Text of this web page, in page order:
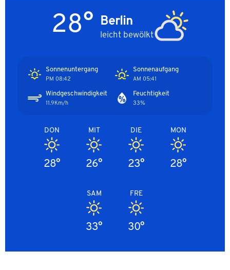
Berlin
leicht bewölkt
28°
Sonnenaufgang
05:41 AM
Sonnenuntergang
08:42 PM
Feuchtigkeit
33%
Windgeschwindigkeit
11.9Km/h
MON
28°
DIE
23°
MIT
26°
DON
28°
FRE
30°
SAM
33°